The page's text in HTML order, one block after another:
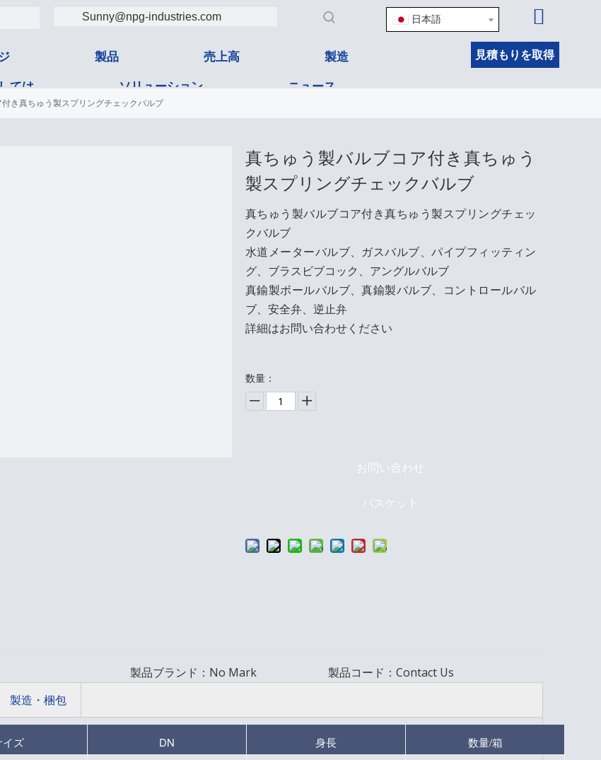
Sunny@npg-industries.com 日本語
製品 売上高
製造
ては
ソリューション
ニュース
見積もりを取得
き真ちゅう製スプリングチェックバルブ
真ちゅう製バルブコア付き真ちゅう
製スプリングチェックバルブ
真ちゅう製バルブコア付き真ちゅう製スプリングチェッ
クバルブ
水道メーターバルブ、ガスバルブ、パイプフィッティン
グ、ブラスビブコック、アングルバルブ
真鍮製ボールバルブ、真鍮製バルブ、コントロールバル
ブ、安全弁、逆止弁
詳細はお問い合わせください
数量：
お問い合わせ
バスケット
製品ブランド： No Mark 製品コード： Contact Us
製造・梱包
イズ DN 身長 数量/箱